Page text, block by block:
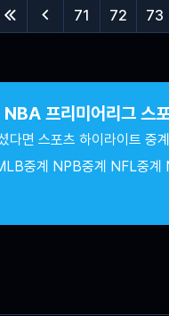
  71 72 73
프리미어리그 스
다면 스포츠 하이라이트 중
중계 NPB중계 NFL중계